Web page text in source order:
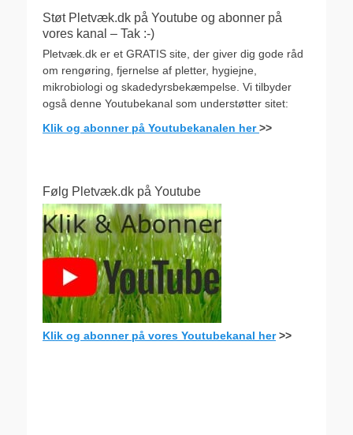
Støt Pletvæk.dk på Youtube og abonner på
vores kanal – Tak :-)
Pletvæk.dk er et GRATIS site, der giver dig gode råd
om rengøring, fjernelse af pletter, hygiejne,
mikrobiologi og skadedyrsbekæmpelse. Vi tilbyder
også denne Youtubekanal som understøtter sitet:
Klik og abonner på Youtubekanalen her>>
Følg Pletvæk.dk på Youtube
Klik og abonner på vores Youtubekanal her>>